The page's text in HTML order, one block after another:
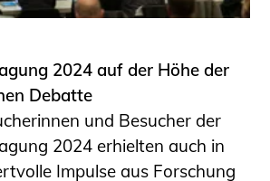
2024 auf der Höhe der
Debatte
und Besucher der
2024 erhielten auch in
Impulse aus Forschung